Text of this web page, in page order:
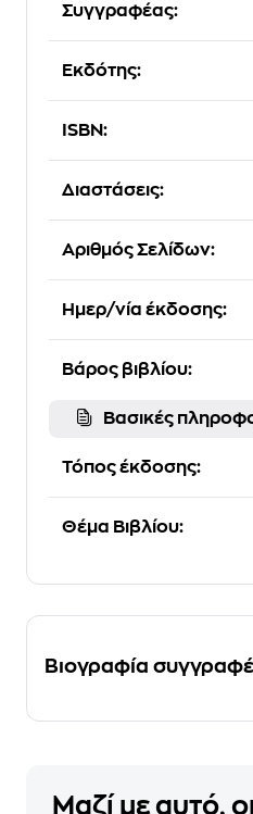
Συγγραφέας:
Εκδότης:
ISBN:
Διαστάσεις:
Αριθμός Σελίδων:
Ημερ/νία έκδοσης:
Βάρος βιβλίου:
Βασικές
Τόπος έκδοσης:
Θέμα Βιβλίου:
Βιογραφία
Μαζί με αυτό,